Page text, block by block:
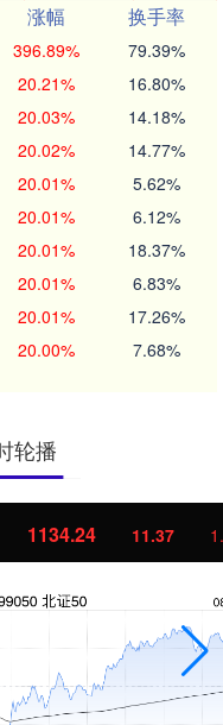
涨幅
换手率
396.89% 79.39%
20.21% 16.80%
20.03% 14.18%
20.02% 14.77%
20.01% 5.62%
20.01% 6.12%
20.01% 18.37%
20.01% 6.83%
20.01% 17.26%
20.00% 7.68%
轮播
11.37 1.01%